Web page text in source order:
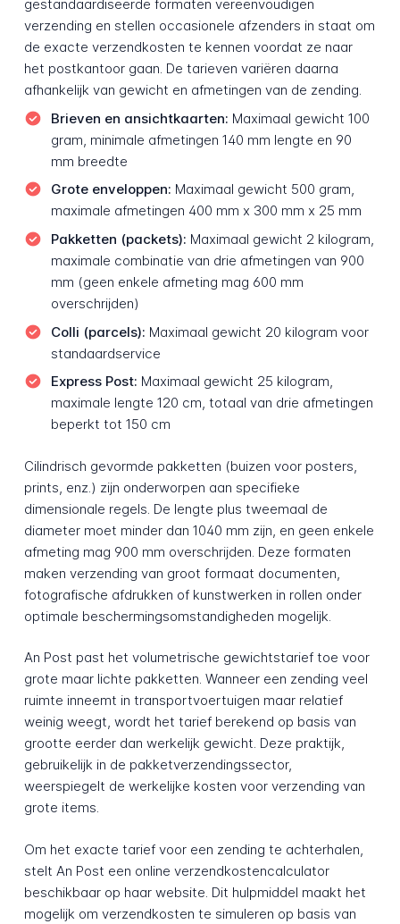
gestandaardiseerde formaten vereenvoudigen
verzending en stellen occasionele afzenders in staat om
de exacte verzendkosten te kennen voordat ze naar
het postkantoor gaan. De tarieven variëren daarna
afhankelijk van gewicht en afmetingen van de zending.
Brieven en ansichtkaarten: Maximaal gewicht 100
gram, minimale afmetingen 140 mm lengte en 90
mm breedte
Grote enveloppen: Maximaal gewicht 500 gram,
maximale afmetingen 400 mm x 300 mm x 25 mm
Pakketten (packets): Maximaal gewicht 2 kilogram,
maximale combinatie van drie afmetingen van 900
mm (geen enkele afmeting mag 600 mm
overschrijden)
Colli (parcels): Maximaal gewicht 20 kilogram voor
standaardservice
Express Post: Maximaal gewicht 25 kilogram,
maximale lengte 120 cm, totaal van drie afmetingen
beperkt tot 150 cm
Cilindrisch gevormde pakketten (buizen voor posters,
prints, enz.) zijn onderworpen aan specifieke
dimensionale regels. De lengte plus tweemaal de
diameter moet minder dan 1040 mm zijn, en geen enkele
afmeting mag 900 mm overschrijden. Deze formaten
maken verzending van groot formaat documenten,
fotografische afdrukken of kunstwerken in rollen onder
optimale beschermingsomstandigheden mogelijk.
An Post past het volumetrische gewichtstarief toe voor
grote maar lichte pakketten. Wanneer een zending veel
ruimte inneemt in transportvoertuigen maar relatief
weinig weegt, wordt het tarief berekend op basis van
grootte eerder dan werkelijk gewicht. Deze praktijk,
gebruikelijk in de pakketverzendingssector,
weerspiegelt de werkelijke kosten voor verzending van
grote items.
Om het exacte tarief voor een zending te achterhalen,
stelt An Post een online verzendkostencalculator
beschikbaar op haar website. Dit hulpmiddel maakt het
mogelijk om verzendkosten te simuleren op basis van